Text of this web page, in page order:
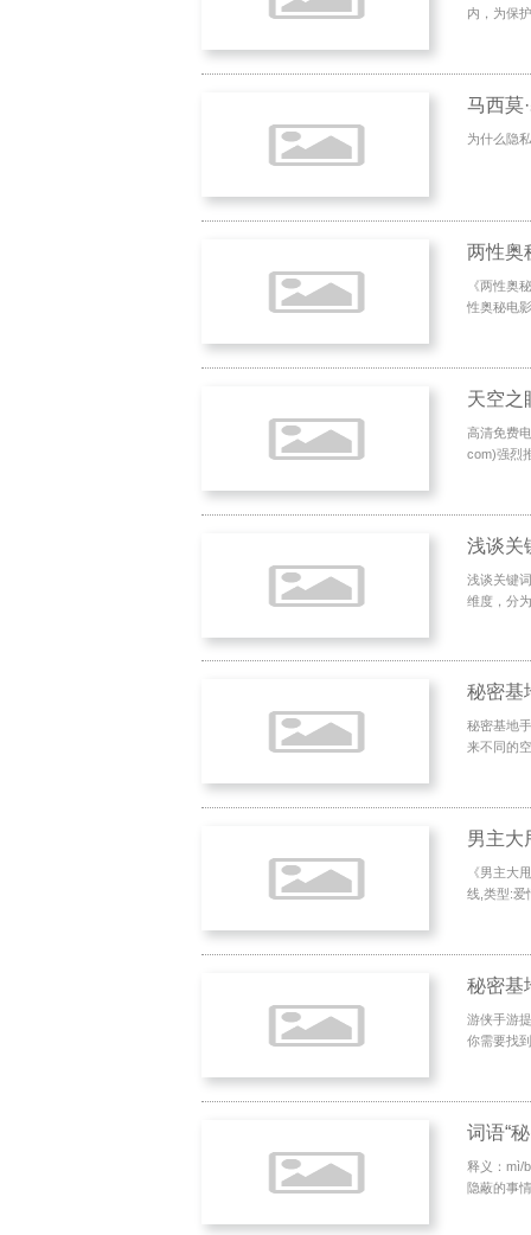
内，为保
马西莫
为什么隐
两性奥
《两性奥
性奥秘电
天空之
高清免费
com)强烈
浅谈关
浅谈关键
维度，分
秘密基
秘密基地
来不同的
男主大
《男主大
线,类型:爱
秘密基
游侠手游
你需要找
词语“
释义：mì/
隐蔽的事